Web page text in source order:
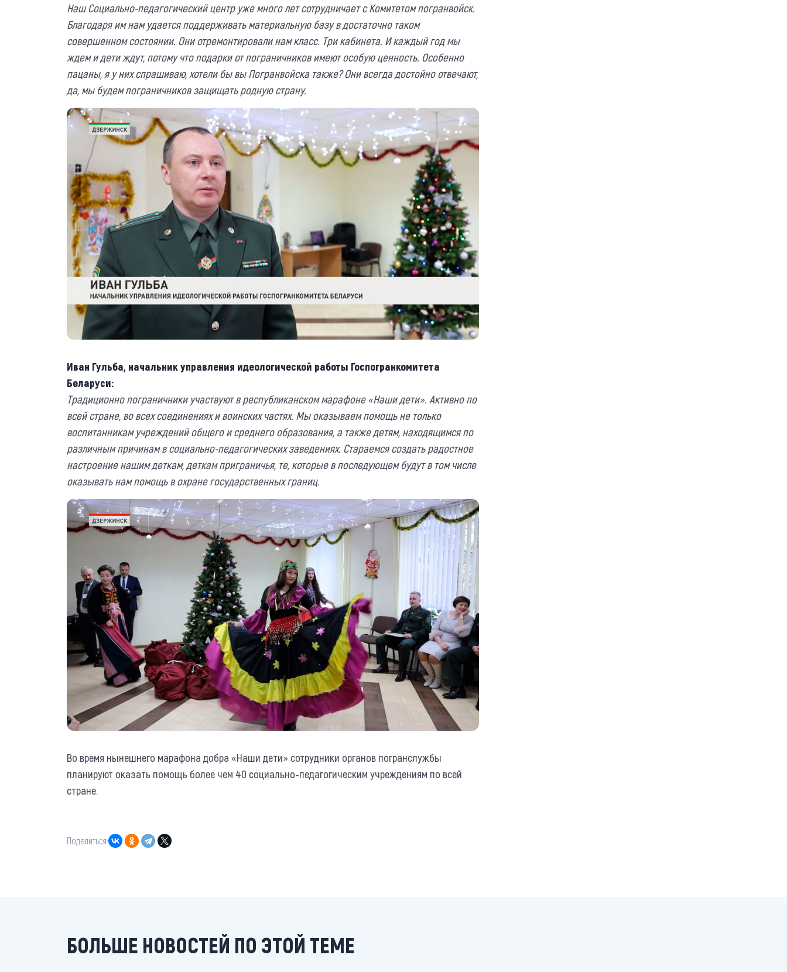
Наш Социально-педагогический центр уже много лет сотрудничает с Комитетом погранвойск.
Благодаря им нам удается поддерживать материальную базу в достаточно таком
совершенном состоянии. Они отремонтировали нам класс. Три кабинета. И каждый год мы
ждем и дети ждут, потому что подарки от пограничников имеют особую ценность. Особенно
пацаны, я у них спрашиваю, хотели бы вы Погранвойска также? Они всегда достойно отвечают,
да, мы будем пограничников защищать родную страну.
Иван Гульба, начальник управления идеологической работы Госпогранкомитета
Беларуси:
Традиционно пограничники участвуют в республиканском марафоне «Наши дети». Активно по
всей стране, во всех соединениях и воинских частях. Мы оказываем помощь не только
воспитанникам учреждений общего и среднего образования, а также детям, находящимся по
различным причинам в социально-педагогических заведениях. Стараемся создать радостное
настроение нашим деткам, деткам приграничья, те, которые в последующем будут в том числе
оказывать нам помощь в охране государственных границ.
Во время нынешнего марафона добра «Наши дети» сотрудники органов погранслужбы
планируют оказать помощь более чем 40 социально-педагогическим учреждениям по всей
стране.
Поделиться:
БОЛЬШЕ НОВОСТЕЙ ПО ЭТОЙ ТЕМЕ